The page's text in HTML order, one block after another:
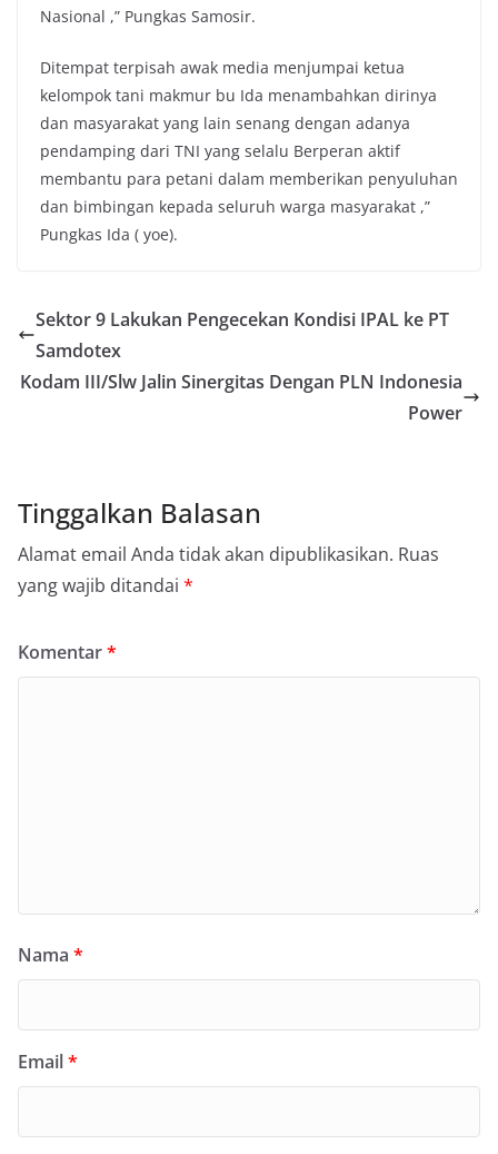
Nasional ,” Pungkas Samosir.
Ditempat terpisah awak media menjumpai ketua
kelompok tani makmur bu Ida menambahkan dirinya
dan masyarakat yang lain senang dengan adanya
pendamping dari TNI yang selalu Berperan aktif
membantu para petani dalam memberikan penyuluhan
dan bimbingan kepada seluruh warga masyarakat ,”
Pungkas Ida ( yoe).
Sektor 9 Lakukan Pengecekan Kondisi IPAL ke PT
Samdotex
Kodam III/Slw Jalin Sinergitas Dengan PLN Indonesia
Power
Tinggalkan Balasan
Alamat email Anda tidak akan dipublikasikan. Ruas
yang wajib ditandai *
Komentar*
Nama *
Email*